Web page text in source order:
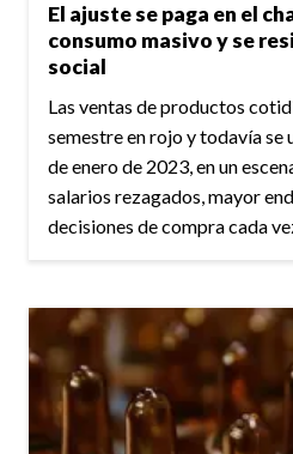
El ajuste se paga en el
consumo masivo y se
social
Las ventas de productos
semestre en rojo y todavía
de enero de 2023, en un
salarios rezagados, mayor
decisiones de compra cada